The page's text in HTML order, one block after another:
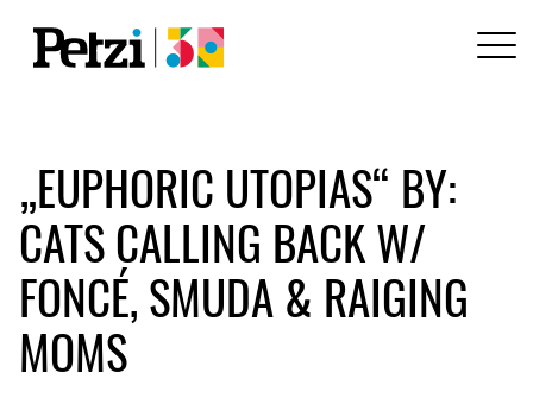
„EUPHORIC UTOPIAS“ BY:
CATS CALLING BACK W/
FONCÉ, SMUDA & RAIGING
MOMS